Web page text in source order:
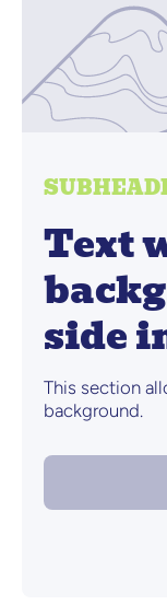
Text
side
This section
background.